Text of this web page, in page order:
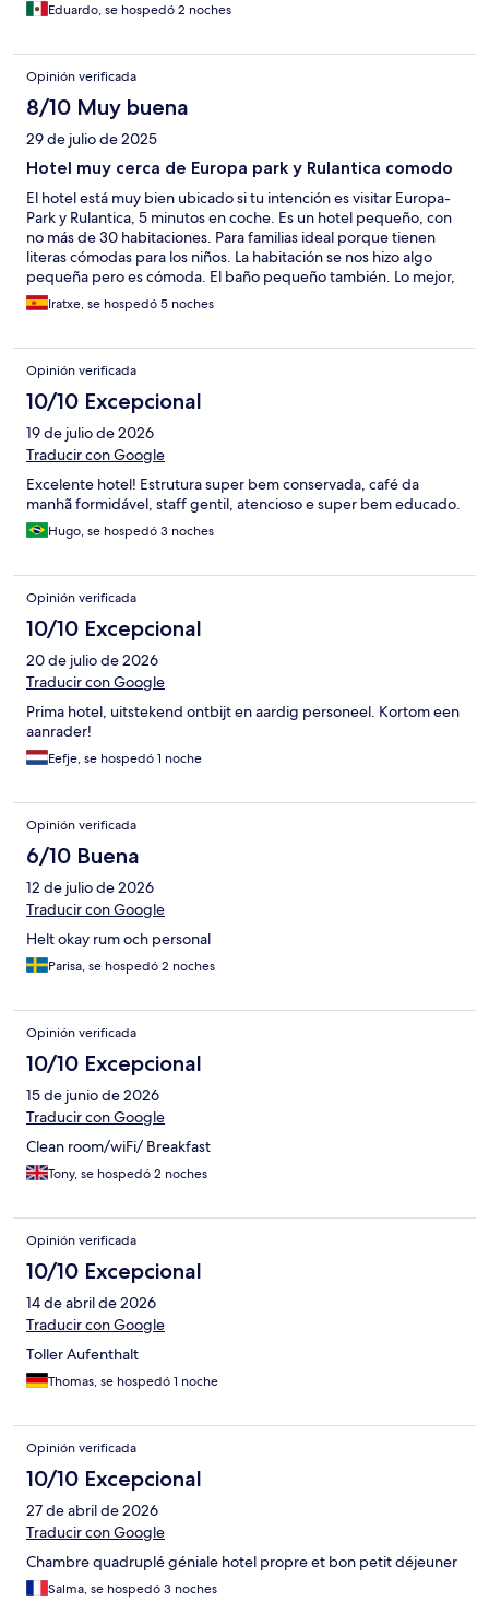
Eduardo, se hospedó 2 noches
Opinión verificada
8/10 Muy buena
29 de julio de 2025
Hotel muy cerca de Europa park y Rulantica comodo
El hotel está muy bien ubicado si tu intención es visitar Europa-
Park y Rulantica, 5 minutos en coche. Es un hotel pequeño, con
no más de 30 habitaciones. Para familias ideal porque tienen
literas cómodas para los niños. La habitación se nos hizo algo
pequeña pero es cómoda. El baño pequeño también. Lo mejor,
la terraza donde sirven el desayuno que se puede utilizar para
comer o cenar tu propia comida y tiene máquina de café, te,
aparcar en la misma puerta del hotel cada día. Hay restaurantes
cerca (comida rápida) y supermercado también
Iratxe, se hospedó 5 noches
Opinión verificada
10/10 Excepcional
19 de julio de 2026
Traducir con Google
Excelente hotel! Estrutura super bem conservada, café da
manhã formidável, staff gentil, atencioso e super bem educado.
Hugo, se hospedó 3 noches
Opinión verificada
10/10 Excepcional
20 de julio de 2026
Traducir con Google
Prima hotel, uitstekend ontbijt en aardig personeel. Kortom een
aanrader!
Eefje, se hospedó 1 noche
Opinión verificada
6/10 Buena
12 de julio de 2026
Traducir con Google
Helt okay rum och personal
Parisa, se hospedó 2 noches
Opinión verificada
10/10 Excepcional
15 de junio de 2026
Traducir con Google
Clean room/wiFi/ Breakfast
Tony, se hospedó 2 noches
Opinión verificada
10/10 Excepcional
14 de abril de 2026
Traducir con Google
Toller Aufenthalt
Thomas, se hospedó 1 noche
Opinión verificada
10/10 Excepcional
27 de abril de 2026
Traducir con Google
Chambre quadruplé géniale hotel propre et bon petit déjeuner
Salma, se hospedó 3 noches